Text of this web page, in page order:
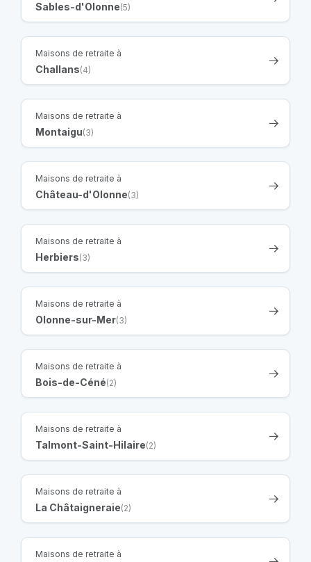
Sables-d'Olonne(5)
Maisons de retraite à
Challans(4)
Maisons de retraite à
Montaigu(3)
Maisons de retraite à
Château-d'Olonne(3)
Maisons de retraite à
Herbiers(3)
Maisons de retraite à
Olonne-sur-Mer(3)
Maisons de retraite à
Bois-de-Céné(2)
Maisons de retraite à
Talmont-Saint-Hilaire(2)
Maisons de retraite à
La Châtaigneraie(2)
Maisons de retraite à